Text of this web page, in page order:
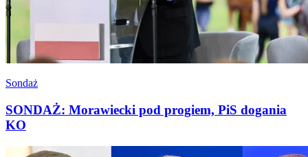
Sondaż
SONDAŻ: Morawiecki pod progiem, PiS dogania
KO